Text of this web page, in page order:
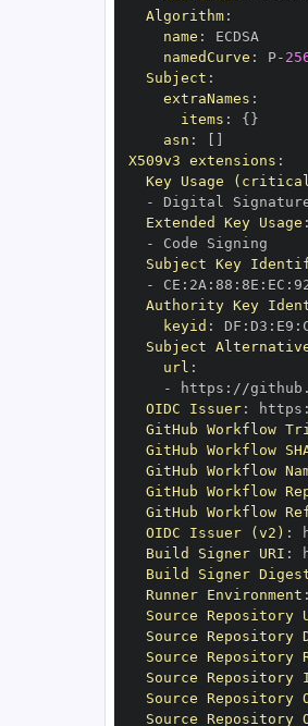
Algorithm:
name :
namedCurve : P-
Subject :
extraNames :
items : { }
asn :
X509v3 extensions :
Key Usage
-
Extended Key Usage :
-
Subject Key
-
CE : 2A : 88 : 8E : EC :
Authority Key
keyid : DF : D3 : E9 :
Subject
url :
-
https :
OIDC Issuer: https :
GitHub Workflow
GitHub Workflow
GitHub Workflow
GitHub Workflow
GitHub Workflow
OIDC Issuer (v2) :
Build Signer URI :
Build Signer
Runner Environment :
Source Repository
Source Repository
Source Repository
Source
Source Repository
Source